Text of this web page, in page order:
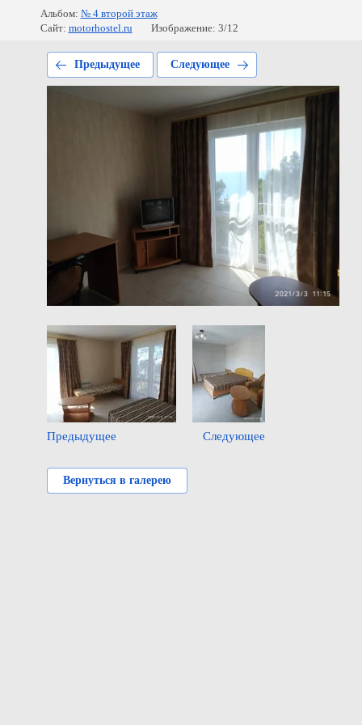
Альбом: № 4 второй этаж
Сайт: motorhostel.ru Изображение: 3/12
Предыдущее Следующее
Предыдущее Следующее
Вернуться в галерею